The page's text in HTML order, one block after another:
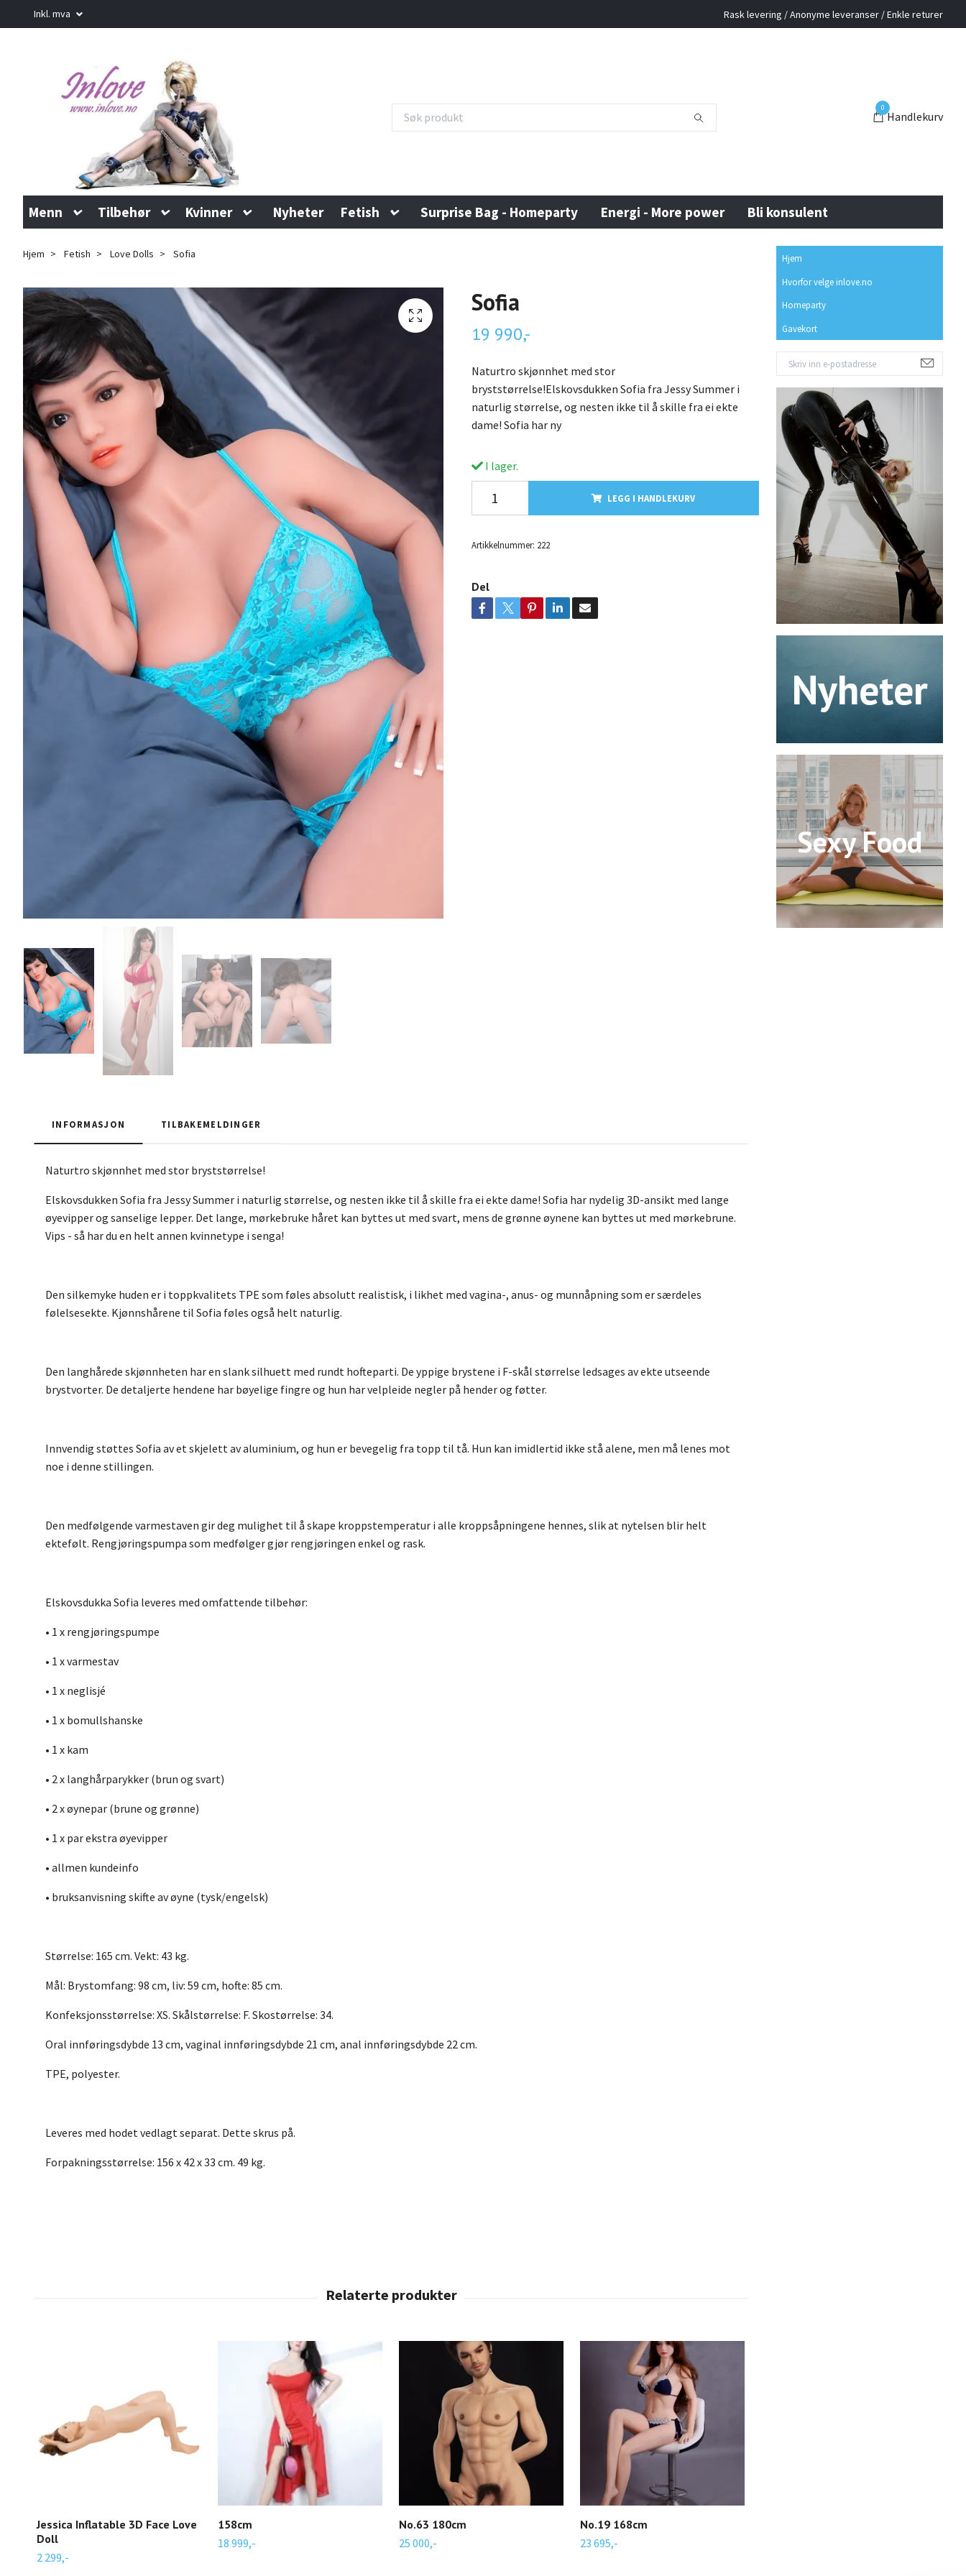
Inkl. mva Rask levering / Anonyme leveranser / Enkle returer
0
Handlekurv
Menn Tilbehør Kvinner Nyheter Fetish Surprise Bag - Homeparty Energi - More power Bli konsulent
Hjem
Hvorfor velge inlove.no
Homeparty
Gavekort
Nyheter
Sexy Food
Hjem Fetish Love Dolls Sofia
Sofia
19 990,-
Naturtro skjønnhet med stor
bryststørrelse!Elskovsdukken Sofia fra Jessy Summer i
naturlig størrelse, og nesten ikke til å skille fra ei ekte
dame! Sofia har ny
I lager.
LEGG I HANDLEKURV
Artikkelnummer: 222
Del
INFORMASJON TILBAKEMELDINGER
Naturtro skjønnhet med stor bryststørrelse!
Elskovsdukken Sofia fra Jessy Summer i naturlig størrelse, og nesten ikke til å skille fra ei ekte dame! Sofia har nydelig 3D-ansikt med lange
øyevipper og sanselige lepper. Det lange, mørkebruke håret kan byttes ut med svart, mens de grønne øynene kan byttes ut med mørkebrune.
Vips - så har du en helt annen kvinnetype i senga!
Den silkemyke huden er i toppkvalitets TPE som føles absolutt realistisk, i likhet med vagina-, anus- og munnåpning som er særdeles
følelsesekte. Kjønnshårene til Sofia føles også helt naturlig.
Den langhårede skjønnheten har en slank silhuett med rundt hofteparti. De yppige brystene i F-skål størrelse ledsages av ekte utseende
brystvorter. De detaljerte hendene har bøyelige fingre og hun har velpleide negler på hender og føtter.
Innvendig støttes Sofia av et skjelett av aluminium, og hun er bevegelig fra topp til tå. Hun kan imidlertid ikke stå alene, men må lenes mot
noe i denne stillingen.
Den medfølgende varmestaven gir deg mulighet til å skape kroppstemperatur i alle kroppsåpningene hennes, slik at nytelsen blir helt
ektefølt. Rengjøringspumpa som medfølger gjør rengjøringen enkel og rask.
Elskovsdukka Sofia leveres med omfattende tilbehør:
• 1 x rengjøringspumpe
• 1 x varmestav
• 1 x neglisjé
• 1 x bomullshanske
• 1 x kam
• 2 x langhårparykker (brun og svart)
• 2 x øynepar (brune og grønne)
• 1 x par ekstra øyevipper
• allmen kundeinfo
• bruksanvisning skifte av øyne (tysk/engelsk)
Størrelse: 165 cm. Vekt: 43 kg.
Mål: Brystomfang: 98 cm, liv: 59 cm, hofte: 85 cm.
Konfeksjonsstørrelse: XS. Skålstørrelse: F. Skostørrelse: 34.
Oral innføringsdybde 13 cm, vaginal innføringsdybde 21 cm, anal innføringsdybde 22 cm.
TPE, polyester.
Leveres med hodet vedlagt separat. Dette skrus på.
Forpakningsstørrelse: 156 x 42 x 33 cm. 49 kg.
Jessica Inflatable 3D Face Love
Doll
2 299,-
158cm
18 999,-
No.63 180cm
25 000,-
No.19 168cm
23 695,-